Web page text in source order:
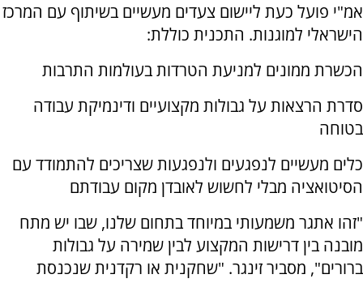
אמ"י פועל כעת ליישום צעדים מעשיים בשיתוף עם המרכז
הישראלי למוגנות. התכנית כוללת:
הכשרת ממונים למניעת הטרדות בעולמות התרבות
סדרת הרצאות על גבולות מקצועיים ודינמיקת עבודה
בטוחה
כלים מעשיים לנפגעים ולנפגעות שצריכים להתמודד עם
הסיטואציה מבלי לחשוש לאובדן מקום עבודתם
"זהו אתגר משמעותי במיוחד בתחום שלנו, שבו יש מתח
מובנה בין דרישות המקצוע לבין שמירה על גבולות
ברורים", מסביר זינגר. "שחקנית או רקדנית שנכנסת